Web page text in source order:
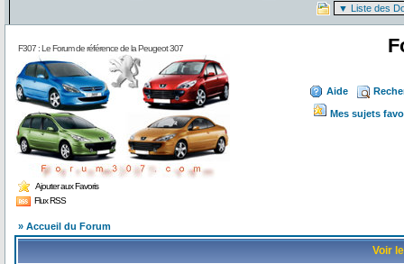
F307 : Le Forum de référence de la Peugeot 307
Ajouter aux Favoris
Flux RSS
Aide
Mes sujets
» Accueil du Forum
Voir